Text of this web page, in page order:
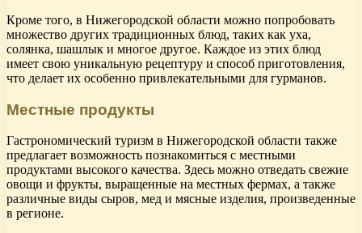
Кроме того, в Нижегородской области можно попробовать
множество других традиционных блюд, таких как уха,
солянка, шашлык и многое другое. Каждое из этих блюд
имеет свою уникальную рецептуру и способ приготовления,
что делает их особенно привлекательными для гурманов.
Местные продукты
Гастрономический туризм в Нижегородской области также
предлагает возможность познакомиться с местными
продуктами высокого качества. Здесь можно отведать свежие
овощи и фрукты, выращенные на местных фермах, а также
различные виды сыров, мед и мясные изделия, произведенные
в регионе.